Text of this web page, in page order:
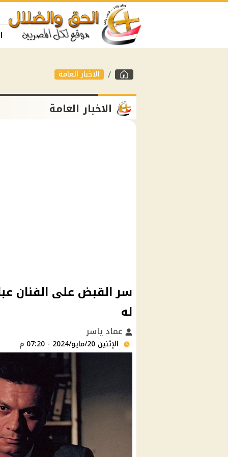
الاخبار العامة
الاخبار العامة
سر القبض على الفنان
له
عماد ياسر
الإثنين 20/مايو/2024 - 07:20 م